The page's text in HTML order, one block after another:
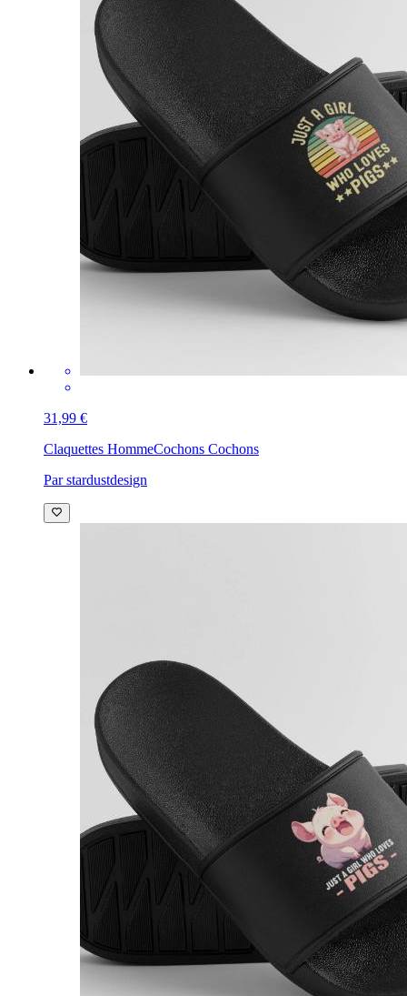
31,99 €
Claquettes HommeCochons Cochons
Par stardustdesign